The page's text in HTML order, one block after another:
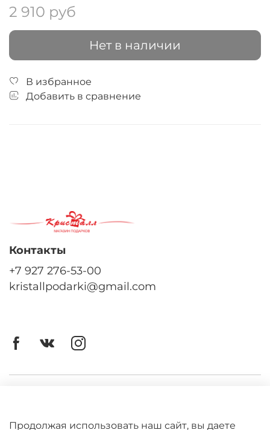
2 910 руб
Нет в наличии
В избранное
Добавить в сравнение
Контакты
+7 927 276-53-00
kristallpodarki@gmail.com
Продолжая использовать наш сайт, вы даете